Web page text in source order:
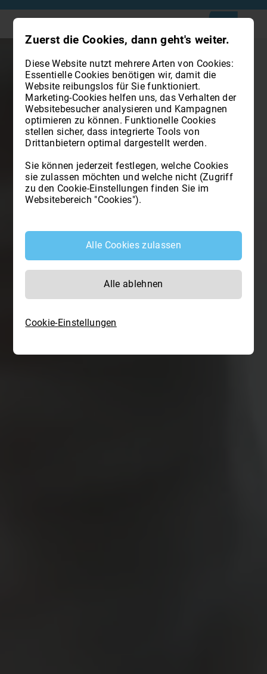
Zuerst die Cookies, dann geht's weiter.
Diese Website nutzt mehrere Arten von Cookies:
Essentielle Cookies benötigen wir, damit die
Website reibungslos für Sie funktioniert.
Marketing-Cookies helfen uns, das Verhalten der
Websitebesucher analysieren und Kampagnen
optimieren zu können. Funktionelle Cookies
stellen sicher, dass integrierte Tools von
Drittanbietern optimal dargestellt werden.
Sie können jederzeit festlegen, welche Cookies
sie zulassen möchten und welche nicht (Zugriff
zu den Cookie-Einstellungen finden Sie im
Websitebereich "Cookies").
Cookie-Einstellungen
Alle Cookies zulassen
Alle ablehnen